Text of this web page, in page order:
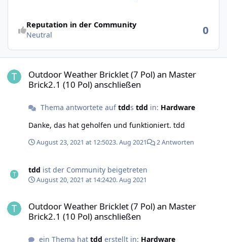
Reputation in der Community
Neutral 0
Outdoor Weather Bricklet (7 Pol) an Master
Brick2.1 (10 Pol) anschließen
Thema antwortete auftdds tdd in: Hardware
Danke, das hat geholfen und funktioniert. tdd
August 23, 2021 at 12:5023. Aug 2021 2 Antworten
tdd ist der Community beigetreten
August 20, 2021 at 14:2420. Aug 2021
Outdoor Weather Bricklet (7 Pol) an Master
Brick2.1 (10 Pol) anschließen
ein Thema hat tdd erstellt in: Hardware